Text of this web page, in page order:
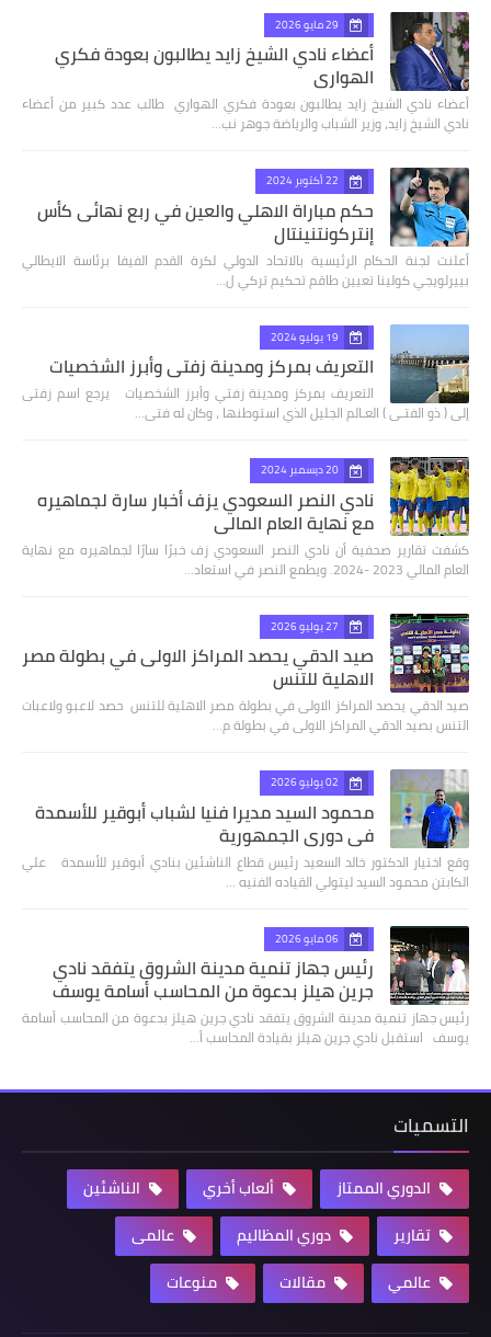
29 مايو 2026
أعضاء نادي الشيخ زايد يطالبون بعودة فكري
الهواري
أعضاء نادي الشيخ زايد يطالبون بعودة فكري الهواري طالب عدد كبير من أعضاء
نادي الشيخ زايد، وزير الشباب والرياضة جوهر نب…
22 أكتوبر 2024
حكم مباراة الاهلي والعين في ربع نهائى كأس
إنتركونتنينتال
أعلنت لجنة الحكام الرئيسية بالاتحاد الدولي لكرة القدم الفيفا برئاسة الايطالي
بييرلويجي كولينا تعيين طاقم تحكيم تركي ل…
19 يوليو 2024
التعريف بمركز ومدينة زفتي وأبرز الشخصيات
التعريف بمركز ومدينة زفتي وأبرز الشخصيات يرجع اسم زفتى
إلى ( ذو الفتـى ) العـالم الجليل الذي استوطنها ، وكان له فتى…
20 ديسمبر 2024
نادي النصر السعودي يزف أخبار سارة لجماهيره
مع نهاية العام المالي
كشفت تقارير صحفية أن نادي النصر السعودي زف خبرًا سارًا لجماهيره مع نهاية
العام المالي 2023 -2024. ويطمع النصر في استعاد…
27 يوليو 2026
صيد الدقي يحصد المراكز الاولى في بطولة مصر
الاهلية للتنس
صيد الدقي يحصد المراكز الاولى في بطولة مصر الاهلية للتنس حصد لاعبو ولاعبات
التنس بصيد الدقي المراكز الاولى في بطولة م…
02 يوليو 2026
محمود السيد مديرا فنيا لشباب أبوقير للأسمدة
في دوري الجمهورية
وقع اختيار الدكتور خالد السعيد رئيس قطاع الناشئين بنادي أبوقير للأسمدة علي
الكابتن محمود السيد ليتولي القياده الفنيه …
06 مايو 2026
رئيس جهاز تنمية مدينة الشروق يتفقد نادي
جرين هيلز بدعوة من المحاسب أسامة يوسف
رئيس جهاز تنمية مدينة الشروق يتفقد نادي جرين هيلز بدعوة من المحاسب أسامة
يوسف استقبل نادي جرين هيلز بقيادة المحاسب أ…
التسميات
الدوري الممتاز ألعاب أخري
الناشئين
تقارير
دوري المظاليم
عالمى
عالمي
مقالات منوعات